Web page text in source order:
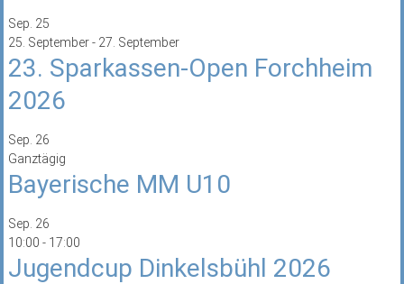
Sep. 25
25. September- 27. September
23. Sparkassen-Open Forchheim
2026
Sep. 26
Ganztägig
Bayerische MM U10
Sep. 26
10:00 - 17:00
Jugendcup Dinkelsbühl 2026